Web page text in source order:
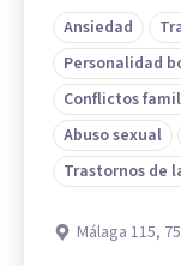
Ansiedad
Personalidad
Conflictos
Abuso sexual
Trastornos de
Málaga 115,